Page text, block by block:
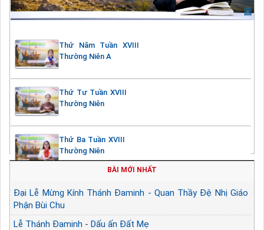
Thứ Năm Tuần XVIII
Thường Niên A
Thứ Tư Tuần XVIII
Thường Niên
Thứ Ba Tuần XVIII
Thường Niên
BÀI MỚI NHẤT
Đại Lễ Mừng Kính Thánh Đaminh - Quan Thầy Đệ Nhị Giáo
Phận Bùi Chu
Lễ Thánh Đaminh - Dấu ấn Đất Mẹ